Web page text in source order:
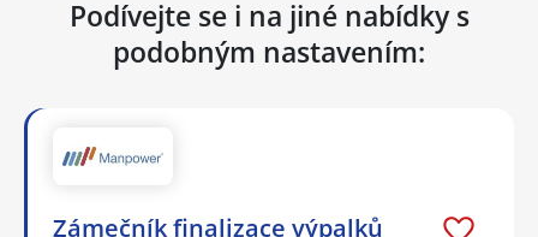
Podívejte se i na jiné nabídky s
podobným nastavením:
Zámečník finalizace výpalků